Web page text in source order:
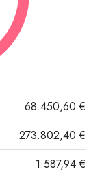
68.450,60 €
273.802,40 €
1.587,94 €